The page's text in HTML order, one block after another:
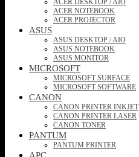
ACER NOTEBOOK
ACER PROJECTOR
ASUS
ASUS DESKTOP / AIO
ASUS NOTEBOOK
ASUS MONITOR
MICROSOFT
MICROSOFT SURFACE
MICROSOFT SOFTWARE
CANON
CANON PRINTER INKJET
CANON PRINTER LASER
CANON TONER
PANTUM
PANTUM PRINTER
APC